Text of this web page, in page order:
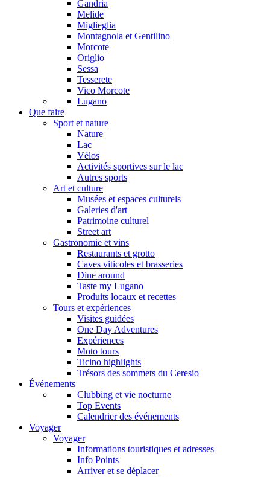
Gandria
Melide
Miglieglia
Montagnola et Gentilino
Morcote
Origlio
Sessa
Tesserete
Vico Morcote
Lugano
Que faire
Sport et nature
Nature
Lac
Vélos
Activités sportives sur le lac
Autres sports
Art et culture
Musées et espaces culturels
Galeries d'art
Patrimoine culturel
Street art
Gastronomie et vins
Restaurants et grotto
Caves viticoles et brasseries
Dine around
Taste my Lugano
Produits locaux et recettes
Tours et expériences
Visites guidées
One Day Adventures
Expériences
Moto tours
Ticino highlights
Trésors des sommets du Ceresio
Événements
Clubbing et vie nocturne
Top Events
Calendrier des événements
Voyager
Voyager
Informations touristiques et adresses
Info Points
Arriver et se déplacer